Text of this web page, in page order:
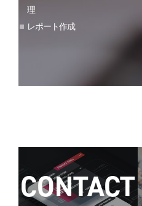
理
レポート作成
CONTACT